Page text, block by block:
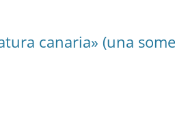
canaria» (una